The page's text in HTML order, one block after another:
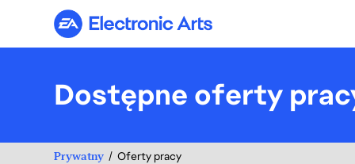
Electronic Arts
Dostępne oferty
Prywatny Oferty pracy